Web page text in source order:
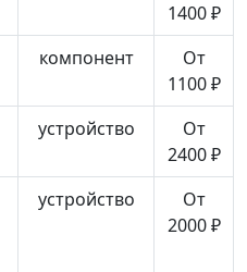
1400 ₽
компонент
От
1100 ₽
устройство
От
2400 ₽
устройство
От
2000 ₽